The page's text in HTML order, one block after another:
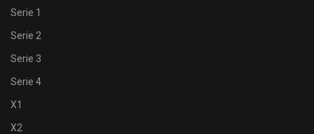
Serie 1
Serie 2
Serie 3
Serie 4
X1
X2